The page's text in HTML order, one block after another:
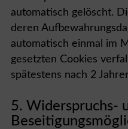
automatisch gelöscht.
deren
automatisch einmal im
gesetzten Cookies
spätestens nach 2
5. Widerspruchs-